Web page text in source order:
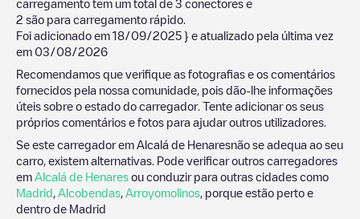
carregamento tem um total de 3 conectores e
2 são para carregamento rápido.
Foi adicionado em 18/09/2025 } e atualizado pela última vez
em 03/08/2026
Recomendamos que verifique as fotografias e os comentários
fornecidos pela nossa comunidade, pois dão-lhe informações
úteis sobre o estado do carregador. Tente adicionar os seus
próprios comentários e fotos para ajudar outros utilizadores.
Se este carregador em Alcalá de Henaresnão se adequa ao seu
carro, existem alternativas. Pode verificar outros carregadores
em Alcalá de Henares ou conduzir para outras cidades como
Madrid Alcobendas Arroyomolinos , porque estão perto e
dentro de Madrid